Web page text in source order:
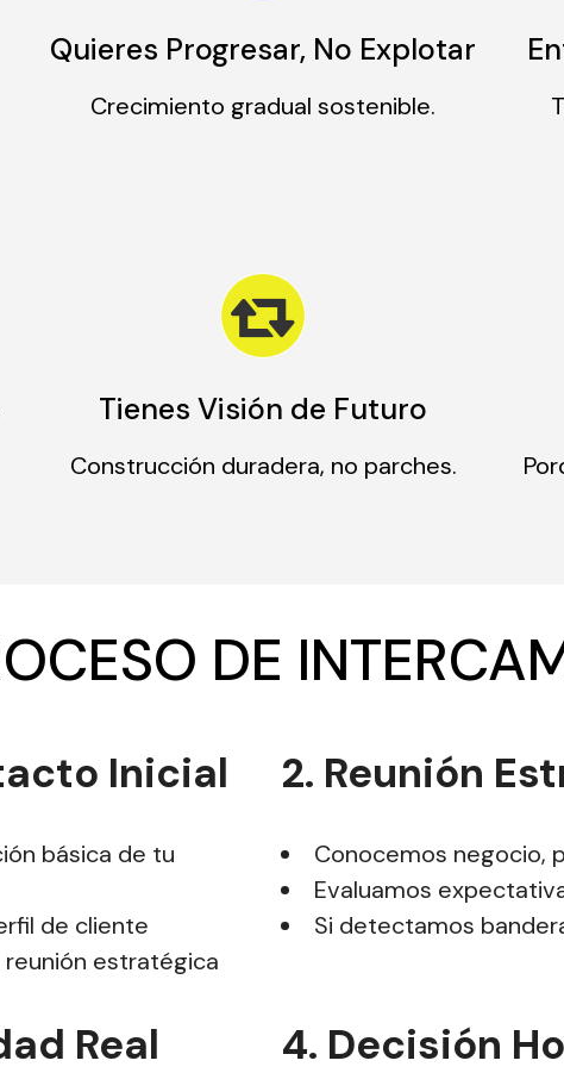
Quieres Progresar, No Explotar
Crecimiento gradual sostenible.
Tienes Visión de Futuro
Construcción duradera, no parches.
DE
Inicial
básica de tu
de cliente
estratégica
2. Reunión
Conocemos negocio,
Evaluamos
Si detectamos
Real 4. Decisión